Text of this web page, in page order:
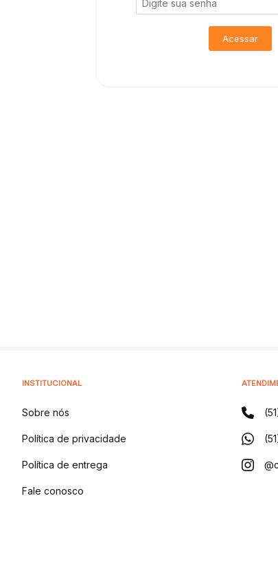
Acessar
INSTITUCIONAL
Sobre nós
Política de privacidade
Política de entrega
Fale conosco